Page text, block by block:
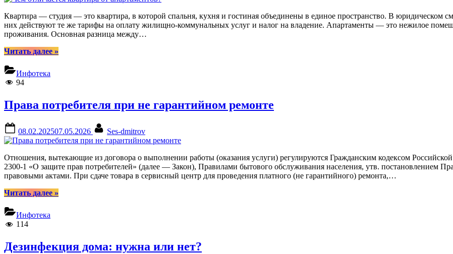
Квартира — студия — это квартира, в которой спальня, кухня и гостиная объединены в единое пространство. В юридическом
них действуют те же тарифы на оплату жилищно-коммунальных услуг и налог на владение. Апартаменты — это нежилое
проживания. Основная разница между…
Читать далее“Чем
»
Инфотека
94
Права потребителя при не гарантийном ремонте
on
08.02.202507.05.2026 Ses-dmitrov
Отношения, вытекающие из договора о выполнении работы (оказания услуги) регулируются Гражданским кодексом
2300-1 «О защите прав потребителей» (далее — Закон), Правилами бытового обслуживания населения, утв. постановлением
правовыми актами. При сдаче товара в сервисный центр для проведения платного (не гарантийного) ремонта,…
Читать далее“Права
»
Инфотека
114
Дезинфекция дома: нужна или нет?